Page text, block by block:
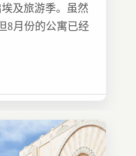
及旅游季。虽然
8月份的公寓已经